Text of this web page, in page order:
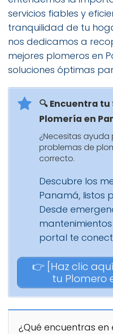
servicios fiables y
tranquilidad de tu
nos dedicamos a
mejores plomeros en
soluciones óptimas
🔍 Encuentra
Plomería en
¿Necesitas
problemas de
correcto.
Descubre los
Panamá, listos
Desde
portal te
👉 [Haz clic
tu Plomero
¿Qué encuentras